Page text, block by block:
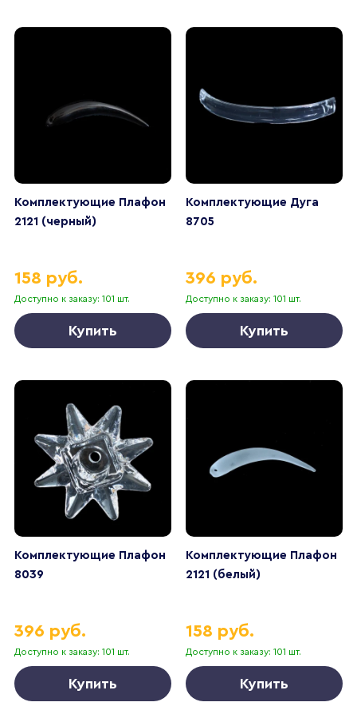
Комплектующие Плафон
2121 (черный)
Доступно к заказу: 101 шт.
158 руб.
Купить
Комплектующие Дуга
8705
Доступно к заказу: 101 шт.
396 руб.
Купить
Комплектующие Плафон
8039
Доступно к заказу: 101 шт.
396 руб.
Купить
Комплектующие Плафон
2121 (белый)
Доступно к заказу: 101 шт.
158 руб.
Купить